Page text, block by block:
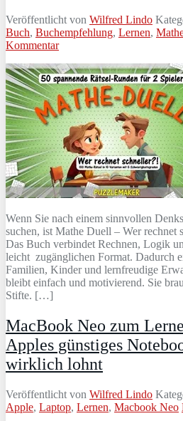
Veröffentlicht von Wilfred Lindo
Buch, Buchempfehlung, Lernen,
Kommentar
Wenn Sie nach einem sinnvollen
suchen, ist Mathe Duell – Wer rechnet
Das Buch verbindet Rechnen, Logik
leicht zugänglichen Format. Dadurch
Familien, Kinder und lernfreudige
bleibt einfach und motivierend. Sie
Stifte. […]
MacBook Neo zum
Apples günstiges
wirklich lohnt
Veröffentlicht von Wilfred Lindo
Apple, Laptop, Lernen, Macbook Neo